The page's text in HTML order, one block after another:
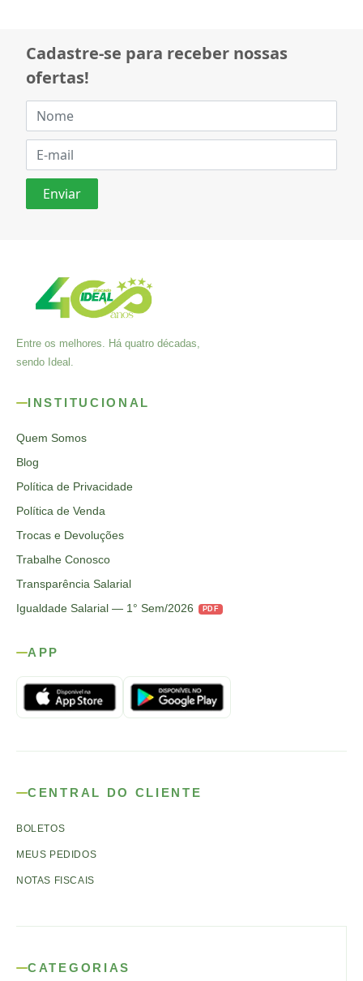
Cadastre-se para receber nossas
ofertas!
Entre os melhores. Há quatro décadas,
sendo Ideal.
INSTITUCIONAL
Quem Somos
Blog
Política de Privacidade
Política de Venda
Trocas e Devoluções
Trabalhe Conosco
Transparência Salarial
Igualdade Salarial — 1° Sem/2026
PDF
APP
CENTRAL DO CLIENTE
BOLETOS
MEUS PEDIDOS
NOTAS FISCAIS
CATEGORIAS